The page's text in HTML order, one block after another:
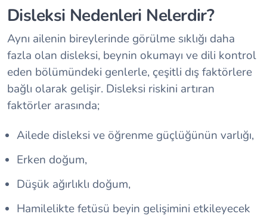
Disleksi Nedenleri Nelerdir?
Aynı ailenin bireylerinde görülme sıklığı daha
fazla olan disleksi, beynin okumayı ve dili kontrol
eden bölümündeki genlerle, çeşitli dış faktörlere
bağlı olarak gelişir. Disleksi riskini artıran
faktörler arasında;
Ailede disleksi ve öğrenme güçlüğünün varlığı,
Erken doğum,
Düşük ağırlıklı doğum,
Hamilelikte fetüsü beyin gelişimini etkileyecek